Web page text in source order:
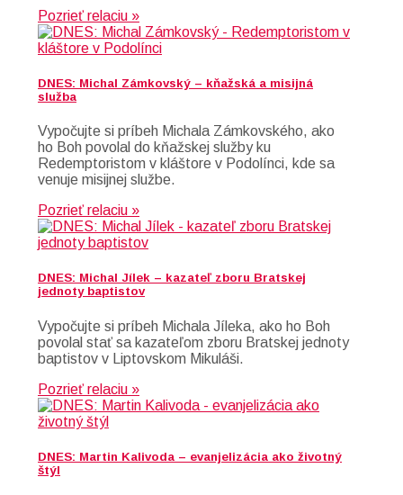
Pozrieť relaciu »
DNES: Michal Zámkovský – kňažská a misijná
služba
Vypočujte si príbeh Michala Zámkovského, ako
ho Boh povolal do kňažskej služby ku
Redemptoristom v kláštore v Podolínci, kde sa
venuje misijnej službe.
Pozrieť relaciu »
DNES: Michal Jílek – kazateľ zboru Bratskej
jednoty baptistov
Vypočujte si príbeh Michala Jíleka, ako ho Boh
povolal stať sa kazateľom zboru Bratskej jednoty
baptistov v Liptovskom Mikuláši.
Pozrieť relaciu »
DNES: Martin Kalivoda – evanjelizácia ako životný
štýl